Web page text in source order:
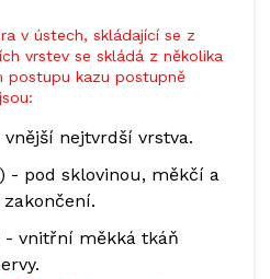
v ústech, skládající se z
vrstev se skládá z několika
postupu kazu postupně
nejtvrdší vrstva.
- pod sklovinou, měkčí a
vnitřní měkká tkáň